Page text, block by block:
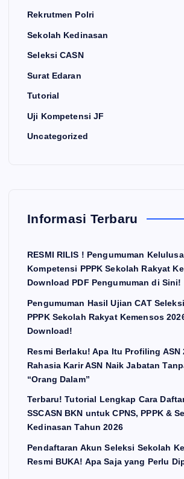
Rekrutmen Polri
Sekolah Kedinasan
Seleksi CASN
Surat Edaran
Tutorial
Uji Kompetensi JF
Uncategorized
Informasi Terbaru
RESMI RILIS ! Pengumuman
Kompetensi PPPK Sekolah Rakyat
Download PDF Pengumuman di Sini!
Pengumuman Hasil Ujian CAT
PPPK Sekolah Rakyat Kemensos
Download!
Resmi Berlaku! Apa Itu Profiling ASN
Rahasia Karir ASN Naik Jabatan
“Orang Dalam”
Terbaru! Tutorial Lengkap Cara
SSCASN BKN untuk CPNS, PPPK &
Kedinasan Tahun 2026
Pendaftaran Akun Seleksi Sekolah
Resmi BUKA! Apa Saja yang Perlu